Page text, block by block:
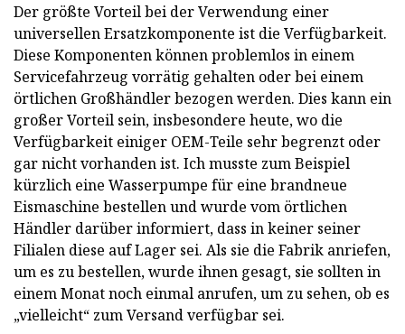
Der größte Vorteil bei der Verwendung einer
universellen Ersatzkomponente ist die Verfügbarkeit.
Diese Komponenten können problemlos in einem
Servicefahrzeug vorrätig gehalten oder bei einem
örtlichen Großhändler bezogen werden. Dies kann ein
großer Vorteil sein, insbesondere heute, wo die
Verfügbarkeit einiger OEM-Teile sehr begrenzt oder
gar nicht vorhanden ist. Ich musste zum Beispiel
kürzlich eine Wasserpumpe für eine brandneue
Eismaschine bestellen und wurde vom örtlichen
Händler darüber informiert, dass in keiner seiner
Filialen diese auf Lager sei. Als sie die Fabrik anriefen,
um es zu bestellen, wurde ihnen gesagt, sie sollten in
einem Monat noch einmal anrufen, um zu sehen, ob es
„vielleicht“ zum Versand verfügbar sei.